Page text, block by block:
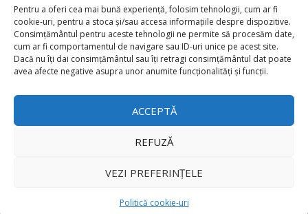
Pentru a oferi cea mai bună experiență, folosim tehnologii, cum ar fi
cookie-uri, pentru a stoca și/sau accesa informațiile despre dispozitive.
Consimțământul pentru aceste tehnologii ne permite să procesăm date,
cum ar fi comportamentul de navigare sau ID-uri unice pe acest site.
Dacă nu îți dai consimțământul sau îți retragi consimțământul dat poate
avea afecte negative asupra unor anumite funcționalități și funcții.
ACCEPTĂ
REFUZĂ
VEZI PREFERINȚELE
Politică cookie-uri
Noul Volvo EX90 / Test Drive AutoBlog.MD
32:06
33
MG RX5 - își merită banii? / Test Drive
AutoBlog.MD
34
Noul DACIA DUSTER DIESEL! Primul test drive în
română
Noul Mercedes-Benz E 350 e - cât consumă?! /
Test Drive AutoBlog.MD
ANRE: Detensionarea relativă a situației din
Golf influențează prețurile la carburanți în
Moldova
(foto/video) Imaginea zilei: Și în SUA polițiștii
uneori „stau în tufari”
×